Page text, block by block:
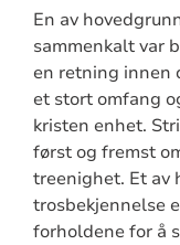
En av
sammenkalt var
en retning innen
et stort omfang
kristen enhet.
først og fremst
treenighet. Et av
trosbekjennelse
forholdene for å